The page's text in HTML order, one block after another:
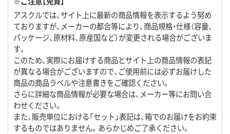
アスクルでは、サイト上に最新の商品情報を表示するよう努め
ておりますが、メーカーの都合等により、商品規格・仕様（容量、
パッケージ、原材料、原産国など）が変更される場合がございま
す。
このため、実際にお届けする商品とサイト上の商品情報の表記
が異なる場合がございますので、ご使用前には必ずお届けした
商品の商品ラベルや注意書きをご確認ください。
さらに詳細な商品情報が必要な場合は、メーカー等にお問い合
わせください。
また、販売単位における「セット」表記は、箱でのお届けをお約束
するものではありません。あらかじめご了承ください。